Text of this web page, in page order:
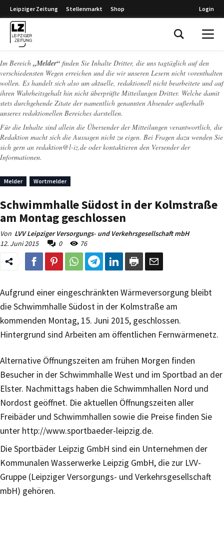
Leipziger Zeitung Stellenmarkt Shop Login
Im Bereich „Melder“ finden Sie Inhalte Dritter, die uns tagtäglich auf den
verschiedensten Wegen erreichen und die wir unseren Lesern nicht vorenthalten
wollen. Es handelt sich also um aktuelle, redaktionell nicht bearbeitete und auf
ihren Wahrheitsgehalt hin nicht überprüfte Mitteilungen Dritter. Welche damit
stets durchgehende Zitate der namentlich genannten Absender außerhalb
unseres redaktionellen Bereiches darstellen.
Für die Inhalte sind allein die Übersender der Mitteilungen verantwortlich, die
Redaktion macht sich die Aussagen nicht zu eigen. Bei Fragen dazu wenden Sie
sich gern an redaktion@l-iz.de oder kontaktieren den Versender der
Informationen.
Melder Wortmelder
Schwimmhalle Südost in der Kolmstraße
am Montag geschlossen
Von LVV Leipziger Versorgungs- und Verkehrsgesellschaft mbH
12. Juni 2015
0 76
Aufgrund einer eingeschränkten Wärmeversorgung bleibt
die Schwimmhalle Südost in der Kolmstraße am
kommenden Montag, 15. Juni 2015, geschlossen.
Hintergrund sind Arbeiten am öffentlichen Fernwärmenetz.
Alternative Öffnungszeiten am frühen Morgen finden
Besucher in der Schwimmhalle West und im Sportbad an der
Elster. Nachmittags haben die Schwimmhallen Nord und
Nordost geöffnet. Die aktuellen Öffnungszeiten aller
Freibäder und Schwimmhallen sowie die Preise finden Sie
unter http://www.sportbaeder-leipzig.de.
Die Sportbäder Leipzig GmbH sind ein Unternehmen der
Kommunalen Wasserwerke Leipzig GmbH, die zur LVV-
Gruppe (Leipziger Versorgungs- und Verkehrsgesellschaft
mbH) gehören.